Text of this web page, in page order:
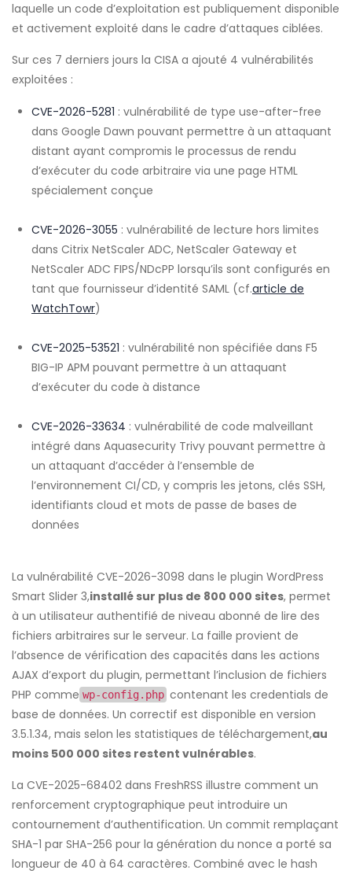
laquelle un code d’exploitation est publiquement disponible
et activement exploité dans le cadre d’attaques ciblées.
Sur ces 7 derniers jours la CISA a ajouté 4 vulnérabilités
exploitées :
CVE-2026-5281 : vulnérabilité de type use-after-free
dans Google Dawn pouvant permettre à un attaquant
distant ayant compromis le processus de rendu
d’exécuter du code arbitraire via une page HTML
spécialement conçue
CVE-2026-3055 : vulnérabilité de lecture hors limites
dans Citrix NetScaler ADC, NetScaler Gateway et
NetScaler ADC FIPS/NDcPP lorsqu’ils sont configurés en
tant que fournisseur d’identité SAML (cf.article de
WatchTowr)
CVE-2025-53521 : vulnérabilité non spécifiée dans F5
BIG-IP APM pouvant permettre à un attaquant
d’exécuter du code à distance
CVE-2026-33634 : vulnérabilité de code malveillant
intégré dans Aquasecurity Trivy pouvant permettre à
un attaquant d’accéder à l’ensemble de
l’environnement CI/CD, y compris les jetons, clés SSH,
identifiants cloud et mots de passe de bases de
données
La vulnérabilité CVE-2026-3098 dans le plugin WordPress
Smart Slider 3,installé sur plus de 800 000 sites, permet
à un utilisateur authentifié de niveau abonné de lire des
fichiers arbitraires sur le serveur. La faille provient de
l’absence de vérification des capacités dans les actions
AJAX d’export du plugin, permettant l’inclusion de fichiers
PHP comme wp-config.php contenant les credentials de
base de données. Un correctif est disponible en version
3.5.1.34, mais selon les statistiques de téléchargement,au
moins 500 000 sites restent vulnérables.
La CVE-2025-68402 dans FreshRSS illustre comment un
renforcement cryptographique peut introduire un
contournement d’authentification. Un commit remplaçant
SHA-1 par SHA-256 pour la génération du nonce a porté sa
longueur de 40 à 64 caractères. Combiné avec le hash